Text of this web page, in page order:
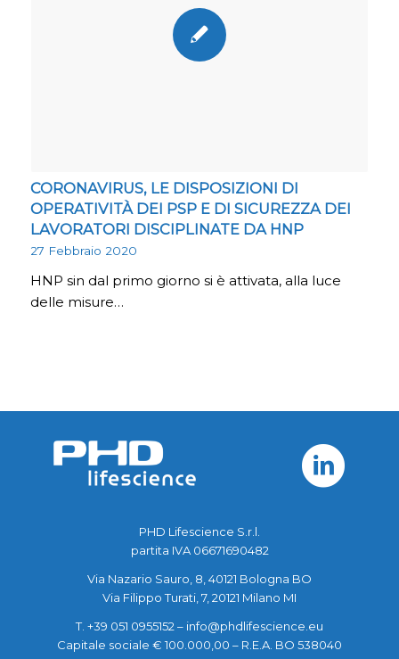
CORONAVIRUS, LE DISPOSIZIONI DI
OPERATIVITÀ DEI PSP E DI SICUREZZA DEI
LAVORATORI DISCIPLINATE DA HNP
27 Febbraio 2020
HNP sin dal primo giorno si è attivata, alla luce
delle misure…
PHD Lifescience S.r.l.
partita IVA 06671690482
Via Nazario Sauro, 8, 40121 Bologna BO
Via Filippo Turati, 7, 20121 Milano MI
T. +39 051 0955152 – info@phdlifescience.eu
Capitale sociale € 100.000,00 – R.E.A. BO 538040